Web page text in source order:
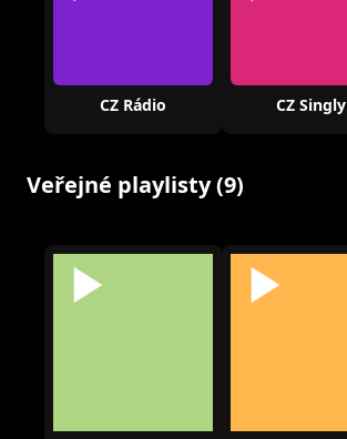
CZ Rádio CZ Singly
Veřejné playlisty (9)